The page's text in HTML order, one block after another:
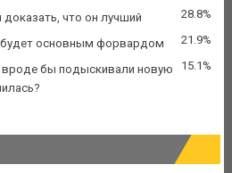
что он лучший 28.8%
будет основным форвардом 21.9%
вроде бы подыскивали новую
15.1%